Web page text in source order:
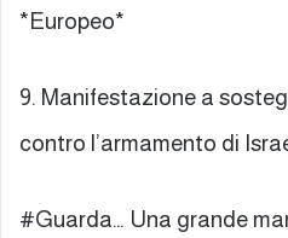
*Europeo*
9. Manifestazione a
contro l’armamento di
#Guarda… Una grande